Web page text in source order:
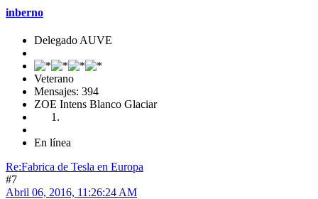
inberno
Delegado AUVE
Veterano
Mensajes: 394
ZOE Intens Blanco Glaciar
En línea
Re:Fabrica de Tesla en Europa
#7
Abril 06, 2016, 11:26:24 AM